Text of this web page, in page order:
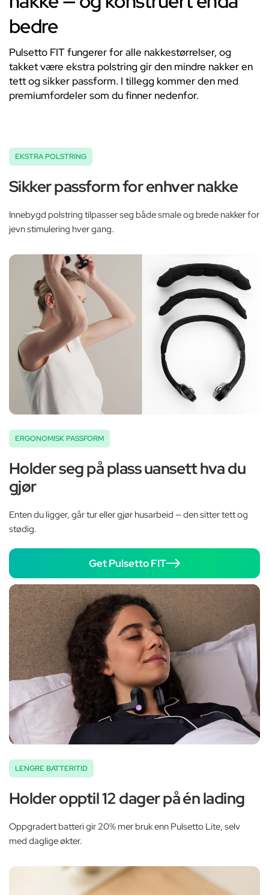
bedre
Pulsetto FIT fungerer for alle nakkestørrelser, og
takket være ekstra polstring gir den mindre nakker en
tett og sikker passform. I tillegg kommer den med
premiumfordeler som du finner nedenfor.
EKSTRA POLSTRING
Sikker passform for enhver nakke
Innebygd polstring tilpasser seg både smale og brede nakker for
jevn stimulering hver gang.
ERGONOMISK PASSFORM
Holder seg på plass uansett hva du
gjør
Enten du ligger, går tur eller gjør husarbeid — den sitter tett og
stødig.
Get Pulsetto FIT
LENGRE BATTERITID
Holder opptil 12 dager på én lading
Oppgradert batteri gir 20% mer bruk enn Pulsetto Lite, selv
med daglige økter.